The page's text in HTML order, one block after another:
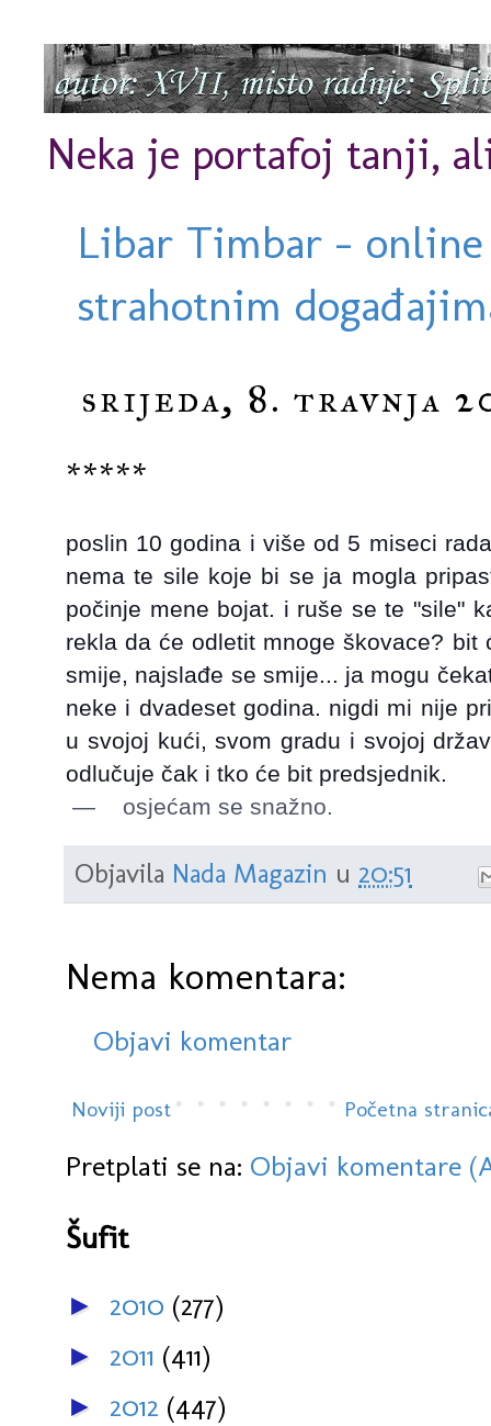
Neka je portafoj tanji,
Libar Timbar -
strahotnim
srijeda, 8. travnja
*****
poslin 10 godina i više od 5 miseci
nema te sile koje bi se ja mogla
počinje mene bojat. i ruše se te "sile"
rekla da će odletit mnoge škovace? bit
smije, najslađe se smije... ja mogu
neke i dvadeset godina. nigdi mi nije
u svojoj kući, svom gradu i svojoj
odlučuje čak i tko će bit predsjednik.
—
osjećam se snažno.
Objavila Nada Magazin u 20:51
Nema komentara:
Objavi komentar
Noviji post Početna
Pretplati se na: Objavi komentare
Šufit
► 2010 (277)
► 2011 (411)
► 2012 (447)